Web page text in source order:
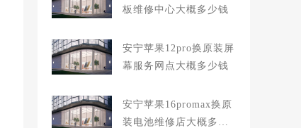
板维修中心大概多少钱
安宁苹果12pro换原装屏
幕服务网点大概多少钱
安宁苹果16promax换原
装电池维修店大概多少